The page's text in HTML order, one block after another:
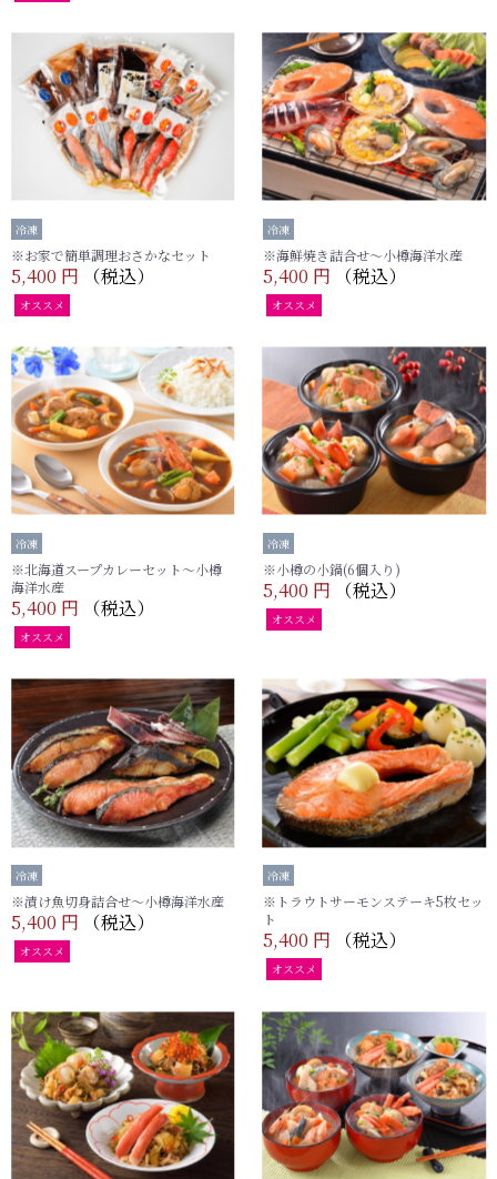
冷凍
※お家で簡単調理おさかなセット
5,400 円 （税込）
オススメ
冷凍
※海鮮焼き詰合せ～小樽海洋水産
5,400 円 （税込）
オススメ
冷凍
※北海道スープカレーセット～小樽
海洋水産
5,400 円 （税込）
オススメ
冷凍
※小樽の小鍋(6個入り)
5,400 円 （税込）
オススメ
冷凍
※漬け魚切身詰合せ～小樽海洋水産
5,400 円 （税込）
オススメ
冷凍
※トラウトサーモンステーキ5枚セッ
ト
5,400 円 （税込）
オススメ